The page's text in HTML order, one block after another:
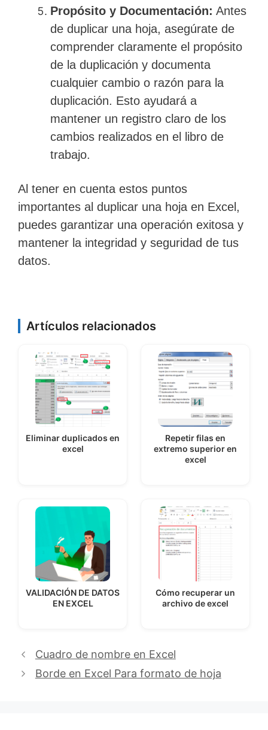
Propósito y Documentación: Antes
de duplicar una hoja, asegúrate de
comprender claramente el propósito
de la duplicación y documenta
cualquier cambio o razón para la
duplicación. Esto ayudará a
mantener un registro claro de los
cambios realizados en el libro de
trabajo.
Al tener en cuenta estos puntos
importantes al duplicar una hoja en Excel,
puedes garantizar una operación exitosa y
mantener la integridad y seguridad de tus
datos.
Artículos relacionados
Eliminar duplicados en
excel
Repetir filas en
extremo superior en
excel
VALIDACIÓN DE DATOS
EN EXCEL
Cómo recuperar un
archivo de excel
Cuadro de nombre en Excel
Borde en Excel Para formato de hoja